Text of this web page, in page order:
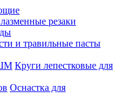
резаки
и травильные пасты
Круги лепестковые для
Оснастка для